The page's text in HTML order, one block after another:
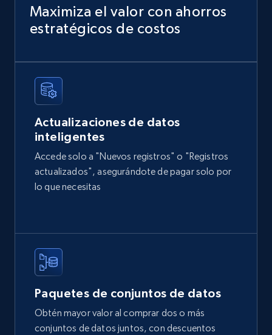
URL, Domain, Country code, Model number,
Sku, Product id, Product name, Manufacturer,
and more.
eCommerce
2.1K+
Amazon products global dataset
Title, Seller name, Brand, Description, Initial
Maximiza el valor con ahorros
estratégicos de costos
Actualizaciones de datos
inteligentes
Accede solo a "Nuevos registros" o "Registros
actualizados", asegurándote de pagar solo por
lo que necesitas
Paquetes de conjuntos de datos
Obtén mayor valor al comprar dos o más
conjuntos de datos juntos, con descuentos